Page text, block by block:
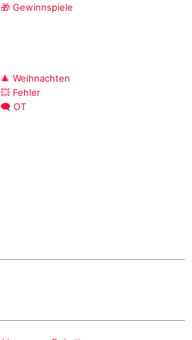
🎁 Gewinnspiele
🎄 Weihnachten
💥 Fehler
🗨️ OT